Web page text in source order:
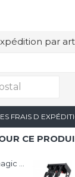
par
FRAIS D
CE